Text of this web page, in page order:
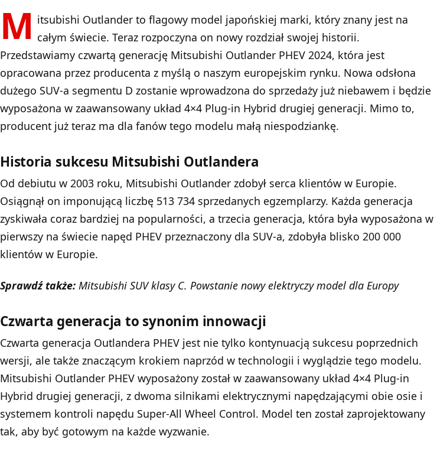
M itsubishi Outlander to flagowy model japońskiej marki, który znany jest na
całym świecie. Teraz rozpoczyna on nowy rozdział swojej historii.
Przedstawiamy czwartą generację Mitsubishi Outlander PHEV 2024, która jest
opracowana przez producenta z myślą o naszym europejskim rynku. Nowa odsłona
dużego SUV-a segmentu D zostanie wprowadzona do sprzedaży już niebawem i będzie
wyposażona w zaawansowany układ 4×4 Plug-in Hybrid drugiej generacji. Mimo to,
producent już teraz ma dla fanów tego modelu małą niespodziankę.
Historia sukcesu Mitsubishi Outlandera
Od debiutu w 2003 roku, Mitsubishi Outlander zdobył serca klientów w Europie.
Osiągnął on imponującą liczbę 513 734 sprzedanych egzemplarzy. Każda generacja
zyskiwała coraz bardziej na popularności, a trzecia generacja, która była wyposażona w
pierwszy na świecie napęd PHEV przeznaczony dla SUV-a, zdobyła blisko 200 000
klientów w Europie.
Sprawdź także: Mitsubishi SUV klasy C. Powstanie nowy elektryczy model dla Europy
Czwarta generacja to synonim innowacji
Czwarta generacja Outlandera PHEV jest nie tylko kontynuacją sukcesu poprzednich
wersji, ale także znaczącym krokiem naprzód w technologii i wyglądzie tego modelu.
Mitsubishi Outlander PHEV wyposażony został w zaawansowany układ 4×4 Plug-in
Hybrid drugiej generacji, z dwoma silnikami elektrycznymi napędzającymi obie osie i
systemem kontroli napędu Super-All Wheel Control. Model ten został zaprojektowany
tak, aby być gotowym na każde wyzwanie.